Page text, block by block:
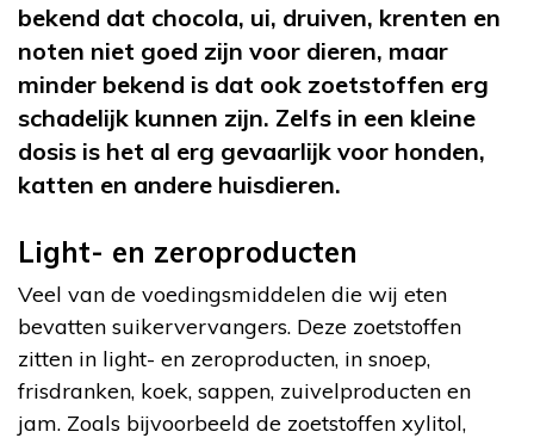
bekend dat chocola, ui, druiven, krenten en
noten niet goed zijn voor dieren, maar
minder bekend is dat ook zoetstoffen erg
schadelijk kunnen zijn. Zelfs in een kleine
dosis is het al erg gevaarlijk voor honden,
katten en andere huisdieren.
Light- en zeroproducten
Veel van de voedingsmiddelen die wij eten
bevatten suikervervangers. Deze zoetstoffen
zitten in light- en zeroproducten, in snoep,
frisdranken, koek, sappen, zuivelproducten en
jam. Zoals bijvoorbeeld de zoetstoffen xylitol,